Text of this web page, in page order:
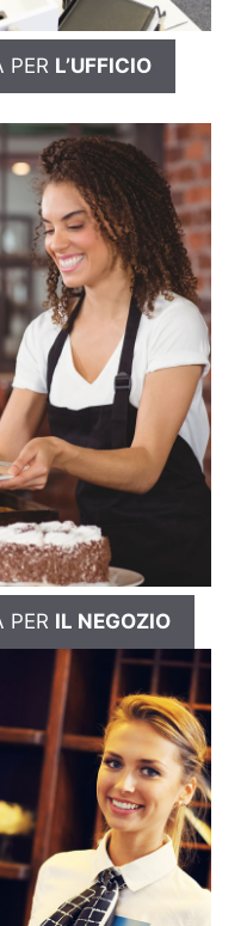
PER L’UFFICIO
PER IL NEGOZIO